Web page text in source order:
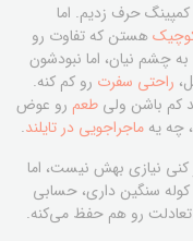
حرف زدیم. اما
هستن که تفاوت رو
چشم نیان، اما نبودشون
راحتی سفرت رو کم کنه.
کم باشن ولی طعم رو عوض
، چه یه ماجراجویی در تایلند.
کنی نیازی بهش نیست، اما
سنگین داری، حسابی
رو هم حفظ می‌کنه.